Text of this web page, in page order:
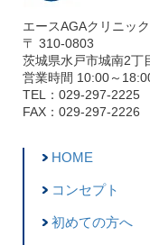
エースAGAクリニッ
〒 310-0803
茨城県水戸市城南2丁
営業時間 10:00～
TEL：029-297-2225
FAX：029-297-2226
HOME
コンセプト
初めての方へ